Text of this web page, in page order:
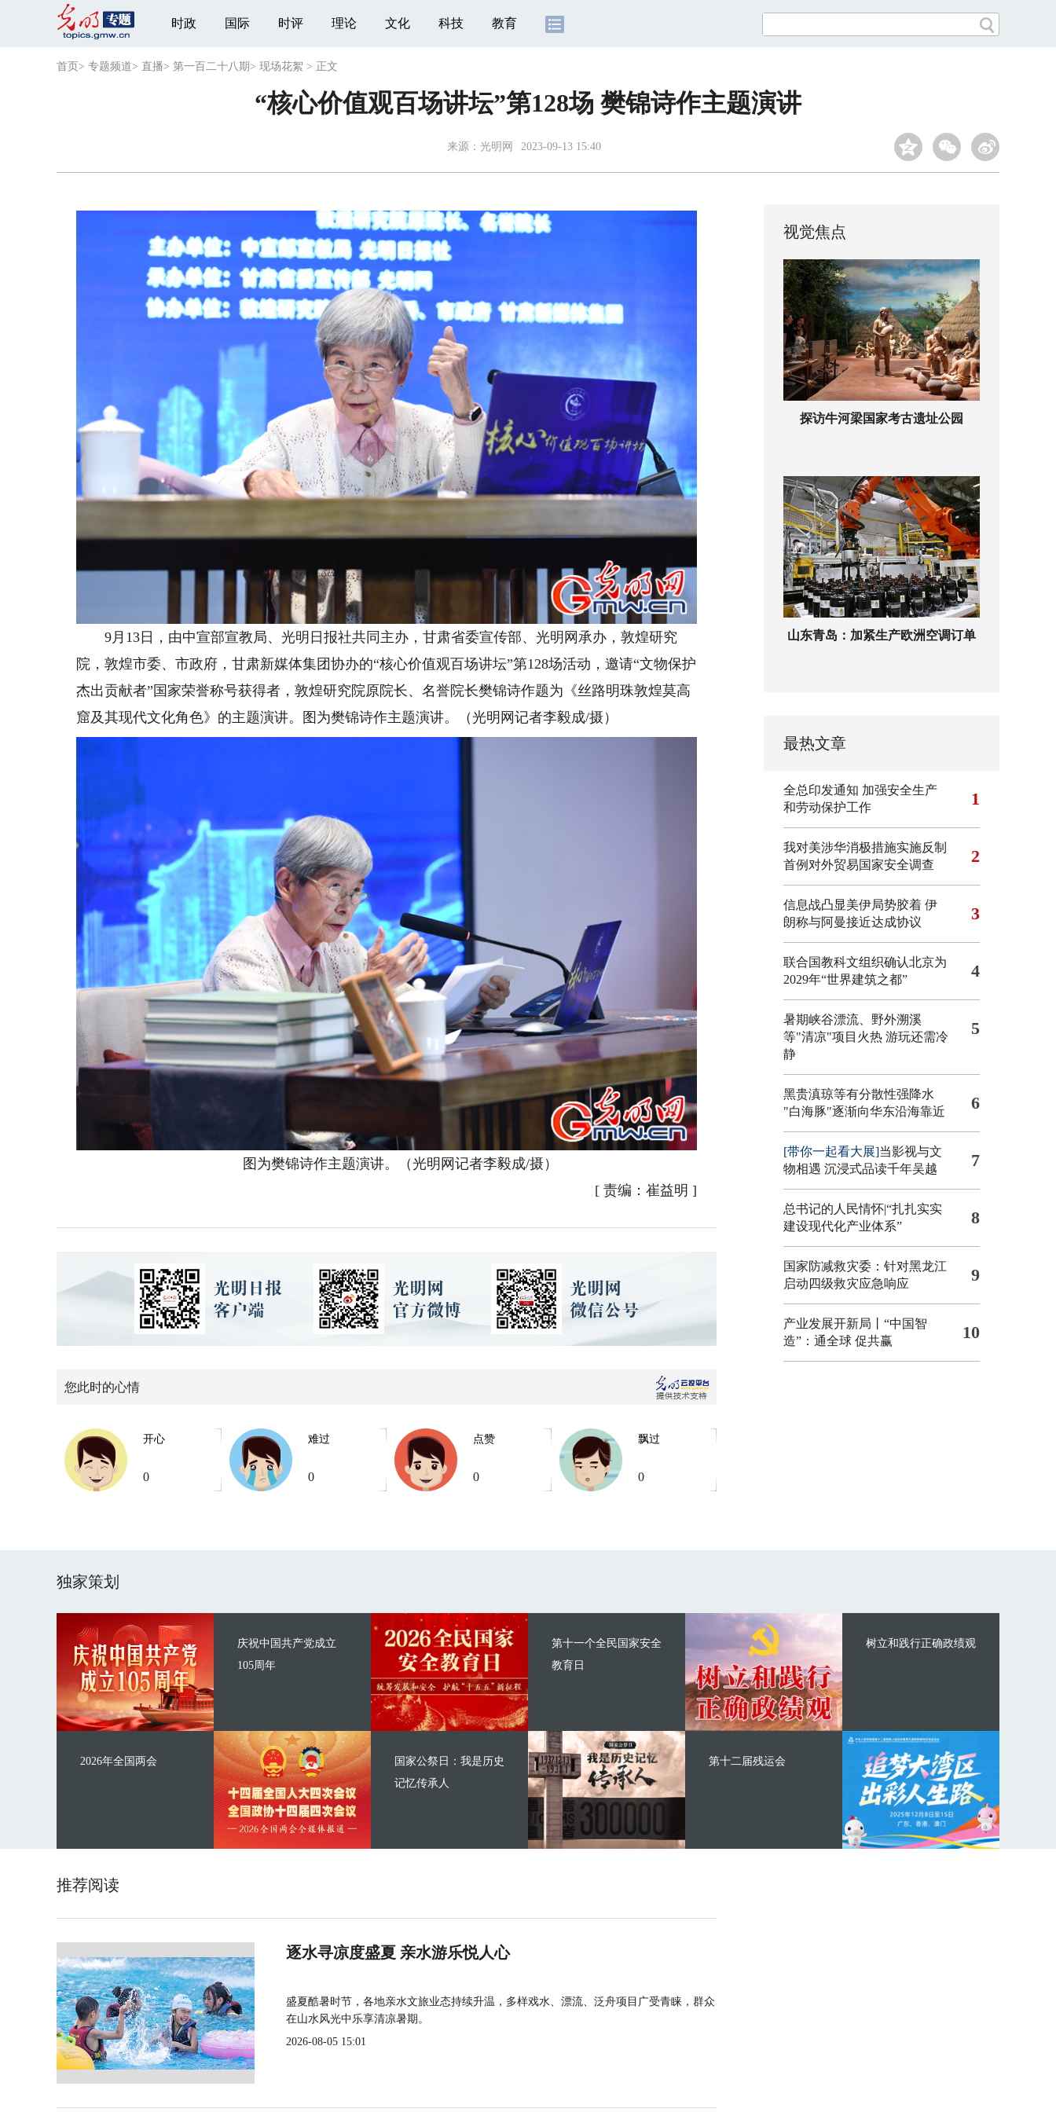
时政 国际 时评 理论 文化 科技 教育
首页 > 专题频道> 直播> 第一百二十八期> 现场花絮 > 正文
“核心价值观百场讲坛”第128场 樊锦诗作主题演讲
来源： 光明网 2023-09-13 15:40
9月13日，由中宣部宣教局、光明日报社共同主办，甘肃省委宣传部、光明网承办，敦煌研究
院，敦煌市委、市政府，甘肃新媒体集团协办的“核心价值观百场讲坛”第128场活动，邀请“文物保护
杰出贡献者”国家荣誉称号获得者，敦煌研究院原院长、名誉院长樊锦诗作题为《丝路明珠敦煌莫高
窟及其现代文化角色》的主题演讲。图为樊锦诗作主题演讲。（光明网记者李毅成/摄）
图为樊锦诗作主题演讲。（光明网记者李毅成/摄）
[ 责编：崔益明 ]
您此时的心情
开心
0
难过
0
点赞
0
飘过
0
视觉焦点
探访牛河梁国家考古遗址公园
山东青岛：加紧生产欧洲空调订单
最热文章
全总印发通知 加强安全生产
和劳动保护工作
1
我对美涉华消极措施实施反制
首例对外贸易国家安全调查
2
信息战凸显美伊局势胶着 伊
朗称与阿曼接近达成协议
3
联合国教科文组织确认北京为
2029年“世界建筑之都”
4
暑期峡谷漂流、野外溯溪
等"清凉"项目火热 游玩还需冷
静
5
黑贵滇琼等有分散性强降水
"白海豚"逐渐向华东沿海靠近
6
[带你一起看大展]当影视与文
物相遇 沉浸式品读千年吴越
7
总书记的人民情怀|“扎扎实实
建设现代化产业体系”
8
国家防减救灾委：针对黑龙江
启动四级救灾应急响应
9
产业发展开新局丨“中国智
造”：通全球 促共赢
10
独家策划
庆祝中国共产党成立
105周年
2026年全国两会
第十一个全民国家安全
教育日
国家公祭日：我是历史
记忆传承人
树立和践行正确政绩观
第十二届残运会
推荐阅读
逐水寻凉度盛夏 亲水游乐悦人心
盛夏酷暑时节，各地亲水文旅业态持续升温，多样戏水、漂流、泛舟项目广受青睐，群众
在山水风光中乐享清凉暑期。
2026-08-05 15:01